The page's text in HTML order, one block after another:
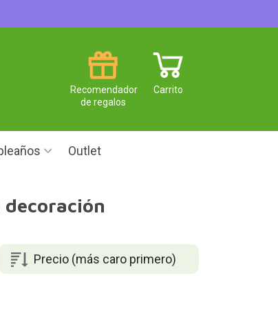
Carrito
Recomendador
de regalos
Outlet
decoración
Precio (más caro primero)